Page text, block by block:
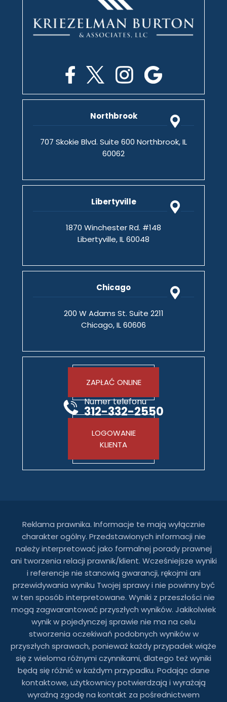
Northbrook
707 Skokie Blvd. Suite 600 Northbrook, IL
60062
Libertyville
1870 Winchester Rd. #148
Libertyville, IL 60048
Chicago
200 W Adams St. Suite 2211
Chicago, IL 60606
ZAPŁAĆ ONLINE
Numer telefonu
312-332-2550
LOGOWANIE
KLIENTA
Reklama prawnika. Informacje te mają wyłącznie
charakter ogólny. Przedstawionych informacji nie
należy interpretować jako formalnej porady prawnej
ani tworzenia relacji prawnik/klient. Wcześniejsze wyniki
i referencje nie stanowią gwarancji, rękojmi ani
przewidywania wyniku Twojej sprawy i nie powinny być
w ten sposób interpretowane. Wyniki z przeszłości nie
mogą zagwarantować przyszłych wyników. Jakikolwiek
wynik w pojedynczej sprawie nie ma na celu
stworzenia oczekiwań podobnych wyników w
przyszłych sprawach, ponieważ każdy przypadek wiąże
się z wieloma różnymi czynnikami, dlatego też wyniki
będą się różnić w każdym przypadku. Podając dane
kontaktowe, użytkownicy potwierdzają i wyrażają
wyraźną zgodę na kontakt za pośrednictwem